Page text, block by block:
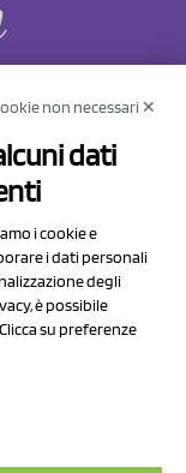
315/1
i.v.
non necessari ✕
dati
i cookie e
i dati personali
degli
è possibile
su preferenze